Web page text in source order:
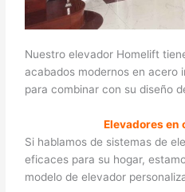
Nuestro elevador Homelift
acabados modernos en acero
para combinar con su diseño
Elevadores en
Si hablamos de sistemas de
eficaces para su hogar,
modelo de elevador